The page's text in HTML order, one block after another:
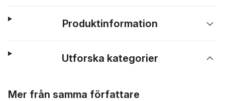
Produktinformation
Utforska kategorier
Mer från samma författare